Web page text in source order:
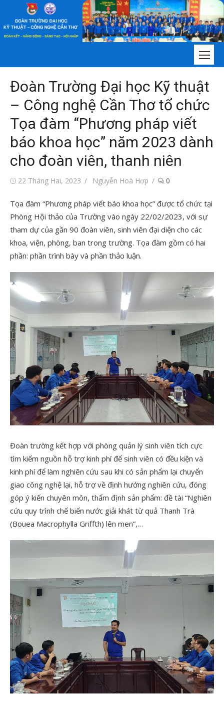
nội
Đoàn Trường Đại học Kỹ thuật
– Công nghệ Cần Thơ tổ chức
Tọa đàm “Phương pháp viết
báo khoa học” năm 2023 dành
cho đoàn viên, thanh niên
Đăng22 Tháng Hai, 2023
Tác
Nguyễn Hoà Hợp 0
Tọa đàm “Phương pháp viết báo khoa học” được tổ chức tại
Phòng Hội thảo của Trường vào ngày 22/02/2023, với sự
tham dự của gần 90 đoàn viên, sinh viên đại diện cho các
khoa, viện, phòng, ban trong trường. Tọa đàm gồm có hai
phần: phần trình bày và phần thảo luận.
Đoàn trường kết hợp với phòng quản lý sinh viên tích cực
tìm kiếm nguồn hỗ trợ kinh phí để sinh viên có đều kiện và
kinh phí để làm nghiên cứu sau khi có sản phẩm lại chuyển
giao công nghệ lại, hỗ trợ về định hướng nghiên cứu, đóng
góp ý kiến chuyên môn, thẩm định sản phẩm: đề tài “Nghiên
cứu quy trình chế biến nước giải khát từ quả Thanh Trà
(Bouea Macrophylla Griffth) lên men”,…